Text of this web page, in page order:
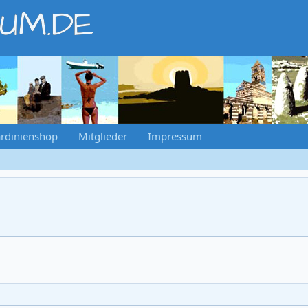
Mitglieder Impressum